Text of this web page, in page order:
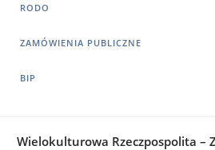
RODO
ZAMÓWIENIA PUBLICZNE
BIP
Wielokulturowa Rzeczpospolita –